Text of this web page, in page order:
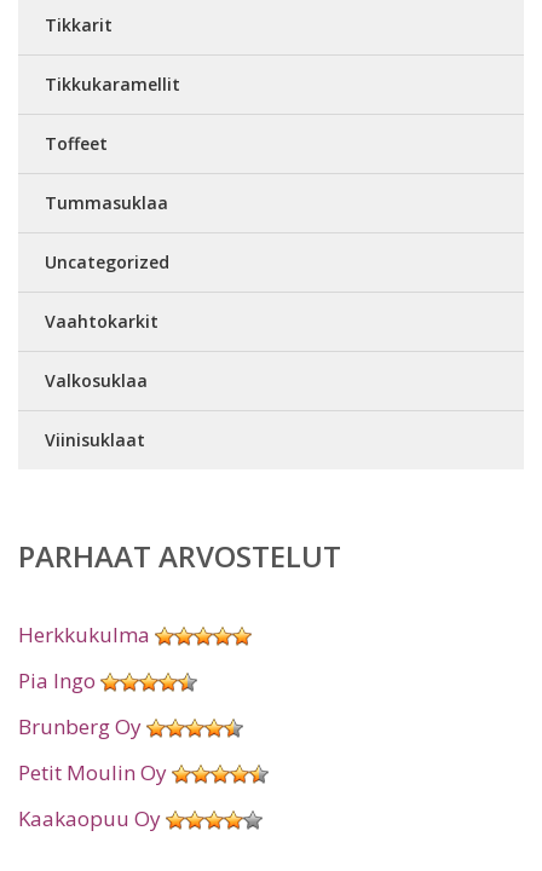
Tikkarit
Tikkukaramellit
Toffeet
Tummasuklaa
Uncategorized
Vaahtokarkit
Valkosuklaa
Viinisuklaat
PARHAAT ARVOSTELUT
Herkkukulma
Pia Ingo
Brunberg Oy
Petit Moulin Oy
Kaakaopuu Oy